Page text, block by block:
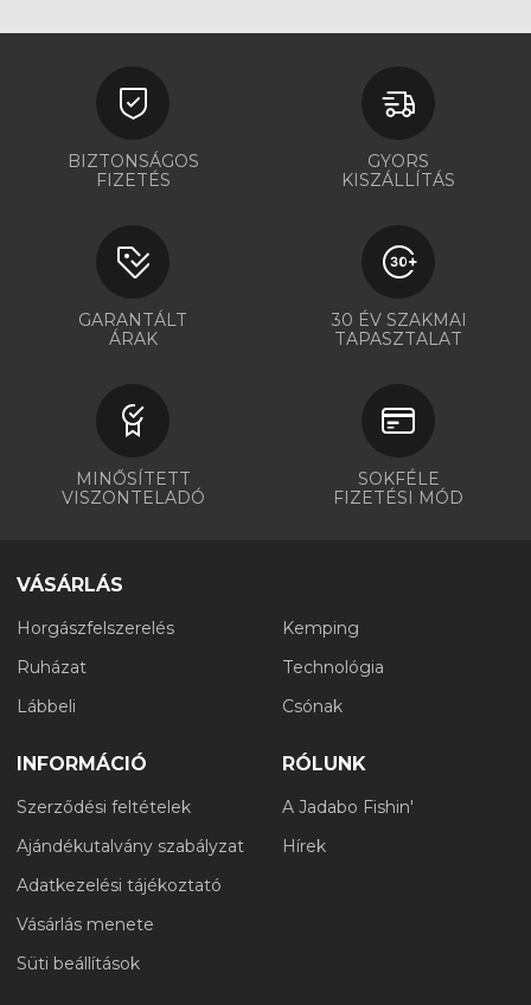
BIZTONSÁGOS
FIZETÉS
GYORS
KISZÁLLÍTÁS
GARANTÁLT
ÁRAK
30 ÉV SZAKMAI
TAPASZTALAT
MINŐSÍTETT
VISZONTELADÓ
SOKFÉLE
FIZETÉSI MÓD
VÁSÁRLÁS
Horgászfelszerelés
Ruházat
Lábbeli
Kemping
Technológia
Csónak
INFORMÁCIÓ
Szerződési feltételek
Ajándékutalvány szabályzat
Adatkezelési tájékoztató
Vásárlás menete
Süti beállítások
RÓLUNK
A Jadabo Fishin'
Hírek